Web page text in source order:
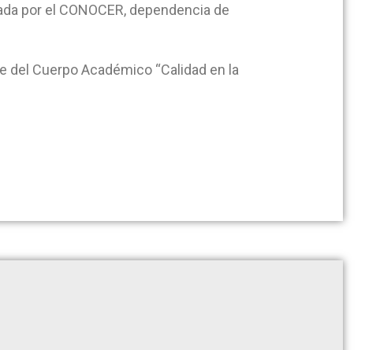
por el CONOCER, dependencia de
del Cuerpo Académico “Calidad en la